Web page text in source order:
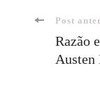
Post
Razão
Austen